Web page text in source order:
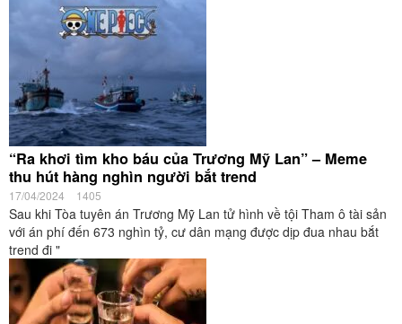
“Ra khơi tìm kho báu của Trương Mỹ Lan” – Meme
thu hút hàng nghìn người bắt trend
17/04/2024 1405
Sau khi Tòa tuyên án Trương Mỹ Lan tử hình về tội Tham ô tài sản
với án phí đến 673 nghìn tỷ, cư dân mạng được dịp đua nhau bắt
trend đi "